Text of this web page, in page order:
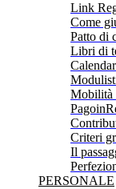
Link
Come
Patto di
Libri di
Mobilità
Criteri
Il
PERSONALE